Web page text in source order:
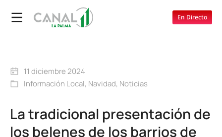
En Directo
11 diciembre 2024
Información Local, Navidad, Noticias
La tradicional presentación de
los belenes de los barrios de